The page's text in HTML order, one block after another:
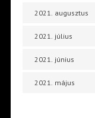
2021. augusztus
2021. július
2021. június
2021. május